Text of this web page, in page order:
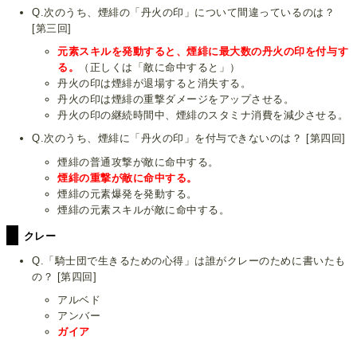
Q.次のうち、煙緋の「丹火の印」について間違っているのは？
[第三回]
元素スキルを発動すると、煙緋に最大数の丹火の印を付与す
る。
（正しくは「敵に命中すると」）
丹火の印は煙緋が退場すると消失する。
丹火の印は煙緋の重撃ダメージをアップさせる。
丹火の印の継続時間中、煙緋のスタミナ消費を減少させる。
Q.次のうち、煙緋に「丹火の印」を付与できないのは？ [第四回]
煙緋の普通攻撃が敵に命中する。
煙緋の重撃が敵に命中する。
煙緋の元素爆発を発動する。
煙緋の元素スキルが敵に命中する。
クレー
Q.「騎士団で生きるための心得」は誰がクレーのために書いたも
の？ [第四回]
アルベド
アンバー
ガイア